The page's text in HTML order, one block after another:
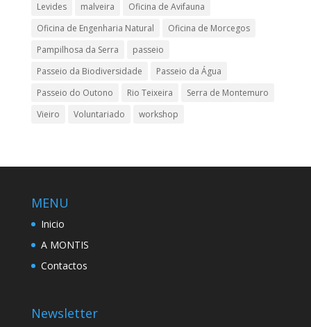
Levides
malveira
Oficina de Avifauna
Oficina de Engenharia Natural
Oficina de Morcegos
Pampilhosa da Serra
passeio
Passeio da Biodiversidade
Passeio da Água
Passeio do Outono
Rio Teixeira
Serra de Montemuro
Vieiro
Voluntariado workshop
MENU
Inicio
A MONTIS
Contactos
Newsletter